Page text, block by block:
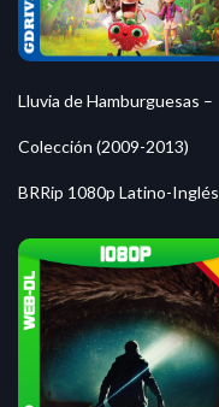
Lluvia de Hamburguesas –
Colección (2009-2013)
BRRip 1080p Latino-Inglés